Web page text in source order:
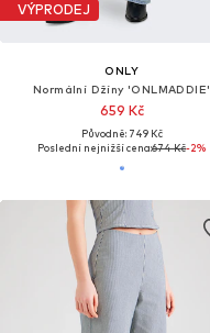
VÝPRODEJ
ONLY
Normální Džíny 'ONLMADDIE'
659 Kč
Původně: 749 Kč
Poslední nejnižší cena:674 Kč-2%